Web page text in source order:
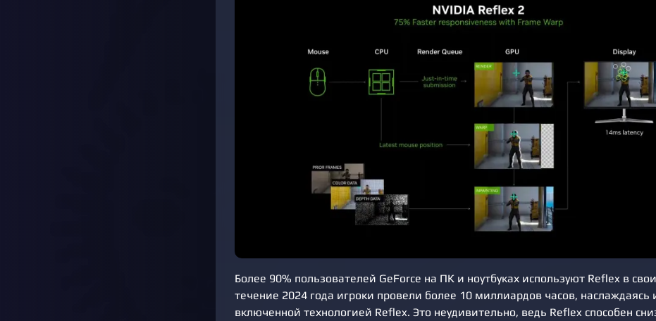
Более 90% пользователей GeForce на ПК и ноутбуках используют Reflex в
течение 2024 года игроки провели более 10 миллиардов часов, наслаждаясь
включенной технологией Reflex. Это неудивительно, ведь Reflex способен